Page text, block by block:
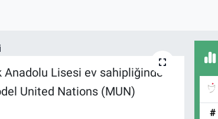
Anadolu Lisesi ev sahipliğinde
United Nations (MUN)
#